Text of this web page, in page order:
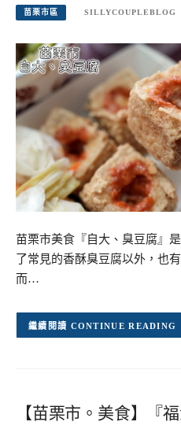
苗栗市區 SILLYCOUPLEBLOG
苗栗市美食『自大、臭豆腐』
了常見的香酥臭豆腐以外，也
而…
CONTINUE READING
【苗栗市。美食】『